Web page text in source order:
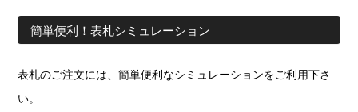
簡単便利！表札シミュレーション
表札のご注文には、簡単便利なシミュレーションをご利用下さ
い。